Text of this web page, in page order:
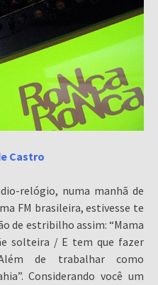
Castro
relógio, numa manhã de
FM brasileira, estivesse te
de estribilho assim: “Mama
solteira / E tem que fazer
de trabalhar como
Considerando você um